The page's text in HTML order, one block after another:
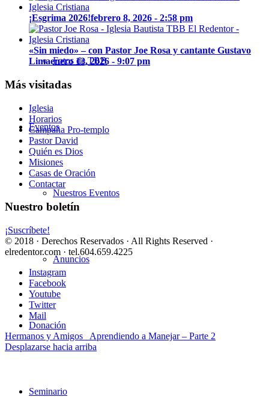
Fotos de TBB
Eventos
Nuestros Eventos
Anuncios
Donación
Seminario
¡Esgrima 2026!febrero 8, 2026 - 2:58 pm
«Sin miedo» – con Pastor Joe Rosa y cantante Gustavo
Limaenero 13, 2026 - 9:07 pm
Más visitadas
Iglesia
Horarios
Campaña Pro-templo
Pastor David
Quién es Dios
Misiones
Casas de Oración
Contactar
Nuestro boletín
¡Suscríbete!
© 2018 · Derechos Reservados · All Rights Reserved ·
elredentor.com · tel.604.659.4225
Instagram
Facebook
Youtube
Twitter
Mail
Hermanos y Amigos
Aprendiendo a Manejar – Parte 2
Desplazarse hacia arriba